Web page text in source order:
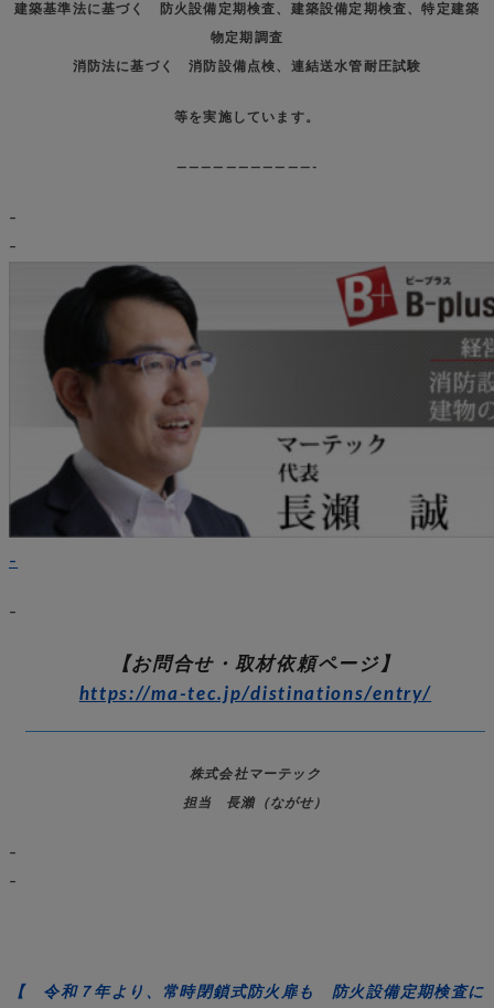
建築基準法に基づく 防火設備定期検査、建築設備定期検査、特定建築
物定期調査
消防法に基づく 消防設備点検、連結送水管耐圧試験
等を実施しています。
———————————-
–
–
–
–
【お問合せ・取材依頼ページ】
https://ma-tec.jp/distinations/entry/
株式会社マーテック
担当 長瀨（ながせ）
–
–
【 令和７年より、常時閉鎖式防火扉も 防火設備定期検査に